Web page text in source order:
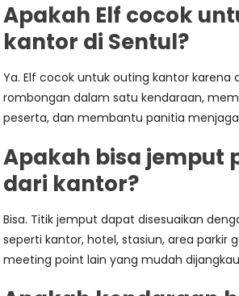
Apakah Elf cocok
kantor di Sentul?
Ya. Elf cocok untuk outing kantor
rombongan dalam satu kendaraan,
peserta, dan membantu panitia
Apakah bisa jemput
dari kantor?
Bisa. Titik jemput dapat disesuaikan
seperti kantor, hotel, stasiun, area parkir
meeting point lain yang mudah